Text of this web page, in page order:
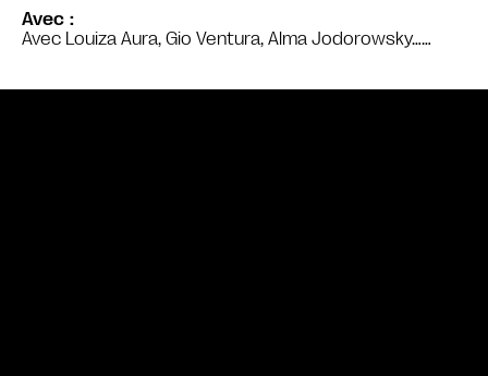
Avec
Avec Louiza Aura, Gio Ventura, Alma Jodorowsky……